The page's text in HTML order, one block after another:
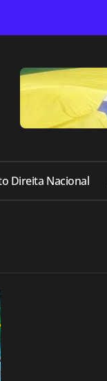
Direita Nacional